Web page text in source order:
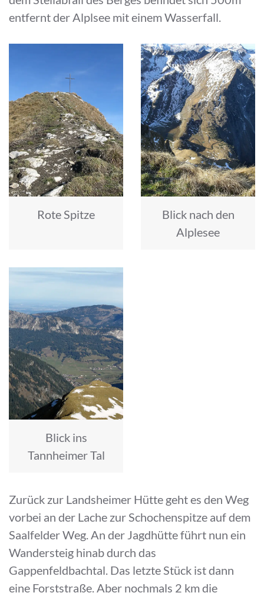
entfernt der Alplsee mit einem Wasserfall.
Rote Spitze
Blick nach den
Alplesee
Blick ins
Tannheimer Tal
Zurück zur Landsheimer Hütte geht es den Weg
vorbei an der Lache zur Schochenspitze auf dem
Saalfelder Weg. An der Jagdhütte führt nun ein
Wandersteig hinab durch das
Gappenfeldbachtal. Das letzte Stück ist dann
eine Forststraße. Aber nochmals 2 km die